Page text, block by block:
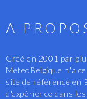
A
Créé en 2001 par
MeteoBelgique n'a
site de référence en
d'expérience dans